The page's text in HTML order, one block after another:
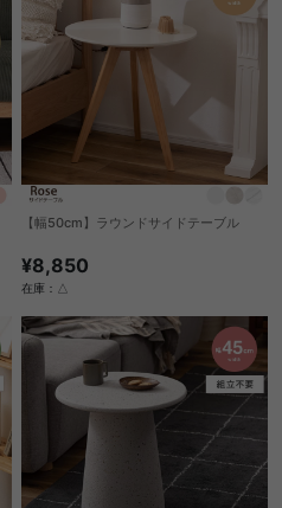
【幅50cm】ラウンドサイドテーブル
¥8,850
在庫：△